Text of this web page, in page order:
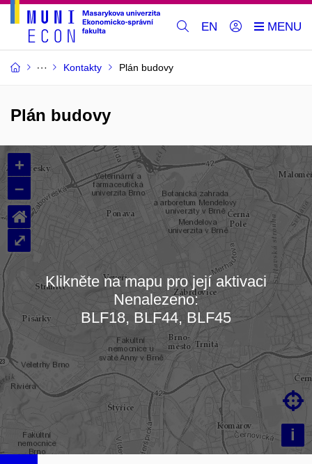
EN
Kontakty Plán budovy
Plán budovy
Načítám mapu…
+
–
i

⌂
⤢
Klikněte na mapu pro její aktivaci
Nenalezeno:
BLF18, BLF44, BLF45